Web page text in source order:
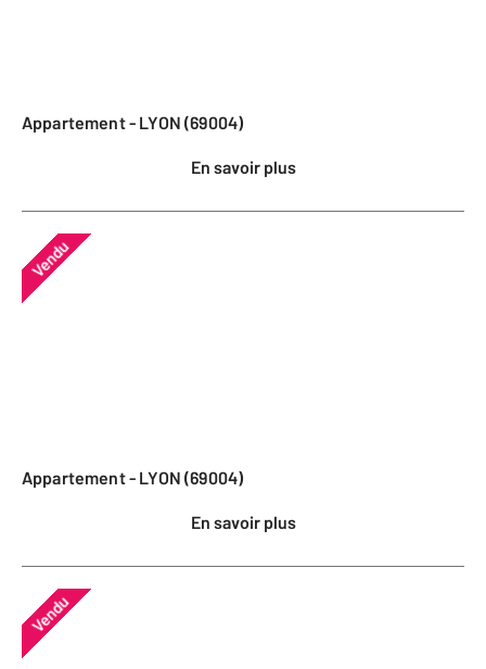
Appartement - LYON (69004)
En savoir plus
Vendu
Appartement - LYON (69004)
En savoir plus
Vendu